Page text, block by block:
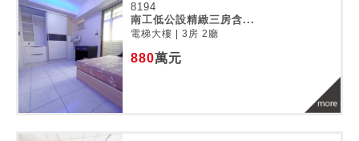
8194
南工低公設精緻三房含...
電梯大樓 | 3房 2廳
880萬元